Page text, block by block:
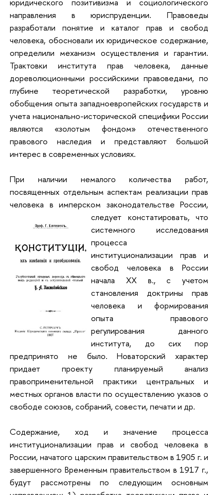
направления в юриспруденции. Правоведы
разработали понятие и каталог прав и свобод
человека, обосновали их юридическое содержание,
определили механизм осуществления и гарантии.
Трактовки института прав человека, данные
дореволюционными российскими правоведами, по
глубине теоретической разработки, уровню
обобщения опыта западноевропейских государств и
учета национально-исторической специфики России
являются «золотым фондом» отечественного
правового наследия и представляют большой
интерес в современных условиях.
При наличии немалого количества работ,
посвященных отдельным аспектам реализации прав
человека в имперском законодательстве России,
следует констатировать, что
системного исследования
процесса
институционализации прав и
свобод человека в России
начала XX в., с учетом
становления доктрины прав
человека и формирования
опыта правового
регулирования данного
института, до сих пор
предпринято не было. Новаторский характер
придает проекту планируемый анализ
правоприменительной практики центральных и
местных органов власти по осуществлению указов о
свободе союзов, собраний, совести, печати и др.
Содержание, ход и значение процесса
институционализации прав и свобод человека в
России, начатого царским правительством в 1905 г. и
завершенного Временным правительством в 1917 г.,
будут рассмотрены по следующим основным